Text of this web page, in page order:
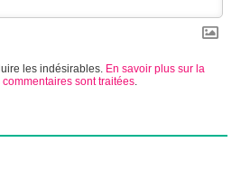
les indésirables. En savoir plus sur la
sont traitées.